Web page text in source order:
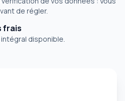
de régler.
frais
disponible.